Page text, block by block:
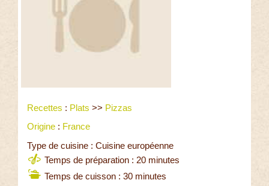
Recettes : Plats >> Pizzas
Origine : France
Type de cuisine : Cuisine européenne
Temps de préparation : 20 minutes
Temps de cuisson : 30 minutes